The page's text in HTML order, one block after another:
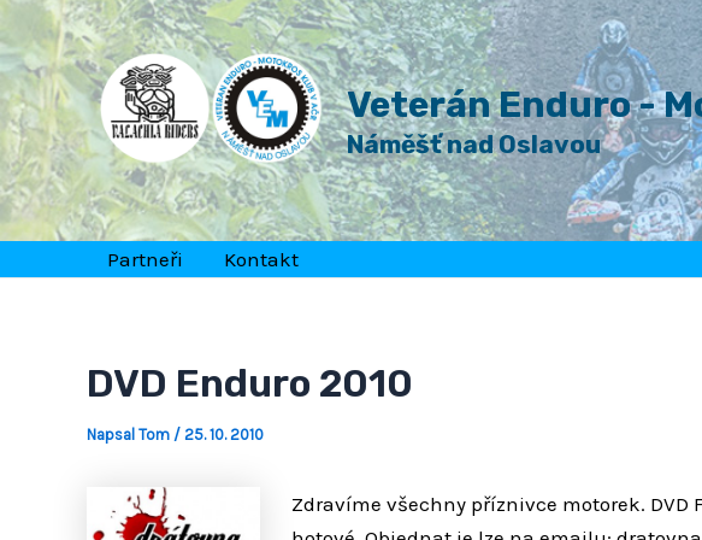
Přeskočit
na
obsah
Veterán Enduro -
Náměšť nad Oslavou
Partneři Kontakt
DVD Enduro 2010
Napsal Tom / 25. 10. 2010
Zdravíme všechny příznivce motorek. DVD
Post
navigation